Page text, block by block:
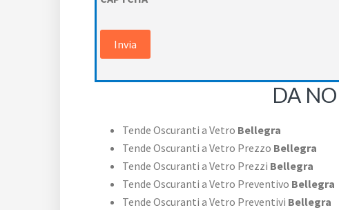
DA
Tende Oscuranti a Vetro Bellegra
Tende Oscuranti a Vetro Prezzo Bellegra
Tende Oscuranti a Vetro Prezzi Bellegra
Tende Oscuranti a Vetro Preventivo Bellegra
Tende Oscuranti a Vetro Preventivi Bellegra